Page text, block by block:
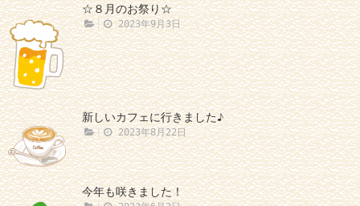
☆８月のお祭り☆
2023年9月3日
新しいカフェに行きました♪
2023年8月22日
今年も咲きました！